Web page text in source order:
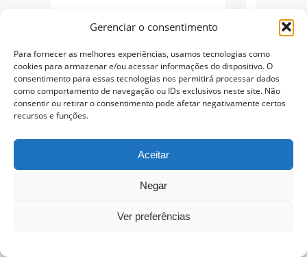
Gerenciar o consentimento
Para fornecer as melhores experiências, usamos tecnologias como
cookies para armazenar e/ou acessar informações do dispositivo. O
consentimento para essas tecnologias nos permitirá processar dados
como comportamento de navegação ou IDs exclusivos neste site. Não
consentir ou retirar o consentimento pode afetar negativamente certos
recursos e funções.
Aceitar
Negar
Ver preferências
+
Arte
olhar para esses GIFs animados